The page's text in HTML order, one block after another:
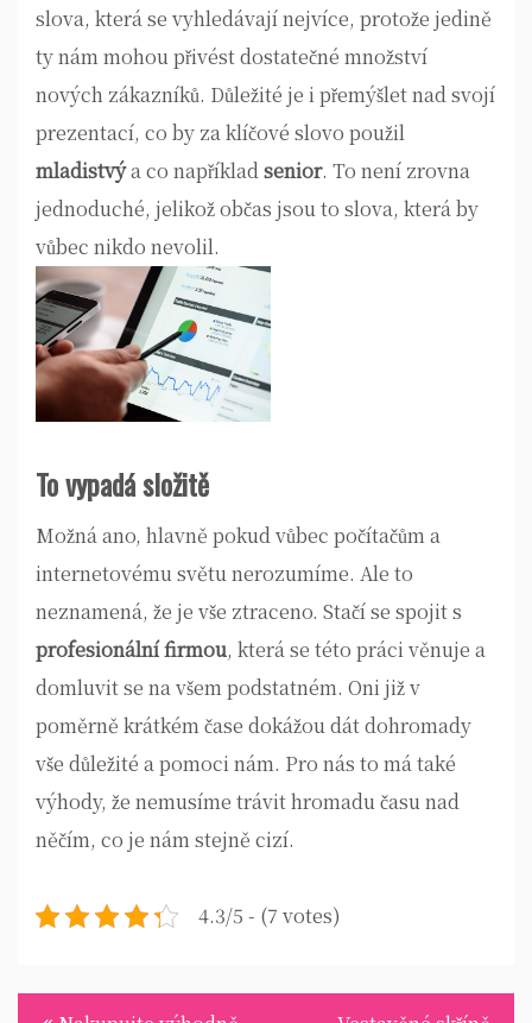
slova, která se vyhledávají nejvíce, protože jedině
ty nám mohou přivést dostatečné množství
nových zákazníků. Důležité je i přemýšlet nad svojí
prezentací, co by za klíčové slovo použil
mladistvýa co napříkladsenior. To není zrovna
jednoduché, jelikož občas jsou to slova, která by
vůbec nikdo nevolil.
To vypadá složitě
Možná ano, hlavně pokud vůbec počítačům a
internetovému světu nerozumíme. Ale to
neznamená, že je vše ztraceno. Stačí se spojit s
profesionální firmou, která se této práci věnuje a
domluvit se na všem podstatném. Oni již v
poměrně krátkém čase dokážou dát dohromady
vše důležité a pomoci nám. Pro nás to má také
výhody, že nemusíme trávit hromadu času nad
něčím, co je nám stejně cizí.
4.3/5 - (7 votes)
Navigace